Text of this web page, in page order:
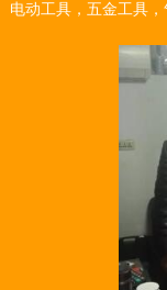
电动工具，五金工具